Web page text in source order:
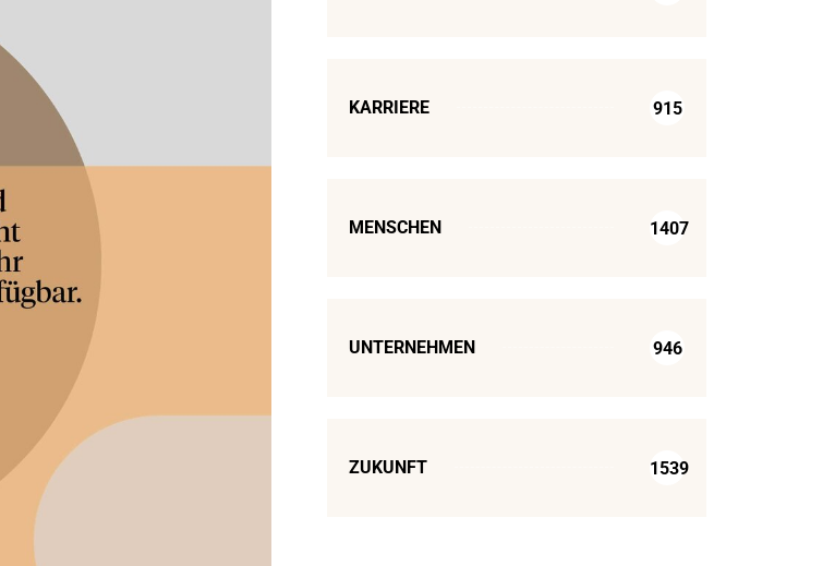
KARRIERE 915
MENSCHEN 1407
UNTERNEHMEN 946
ZUKUNFT 1539